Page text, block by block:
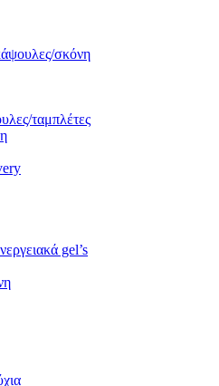
σκόνη
ταμπλέτες
gel’s